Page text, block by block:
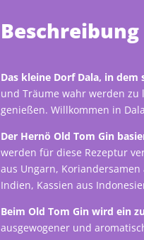
Beschreibung
Das kleine Dorf Dala, in
und Träume wahr werden zu
genießen. Willkommen in
Der Hernö Old Tom Gin
werden für diese Rezeptur
aus Ungarn,
Indien, Kassien aus
Beim Old Tom Gin wird ein
ausgewogener und